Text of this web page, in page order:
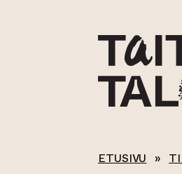
ETUSIVU »